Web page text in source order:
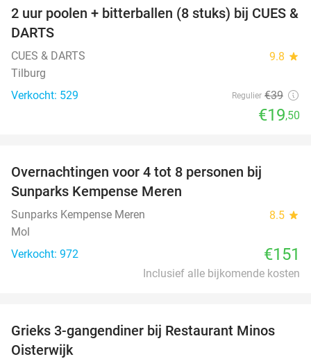
50%
2 uur poolen + bitterballen (8 stuks) bij CUES &
DARTS
CUES & DARTS 9.8 star
Tilburg
Verkocht: 529
Regulier €39
€19,50
Overnachtingen voor 4 tot 8 personen bij
Sunparks Kempense Meren
Sunparks Kempense Meren 8.5 star
Mol
Verkocht: 972
€151
Inclusief alle bijkomende kosten
30%
Grieks 3-gangendiner bij Restaurant Minos
Oisterwijk